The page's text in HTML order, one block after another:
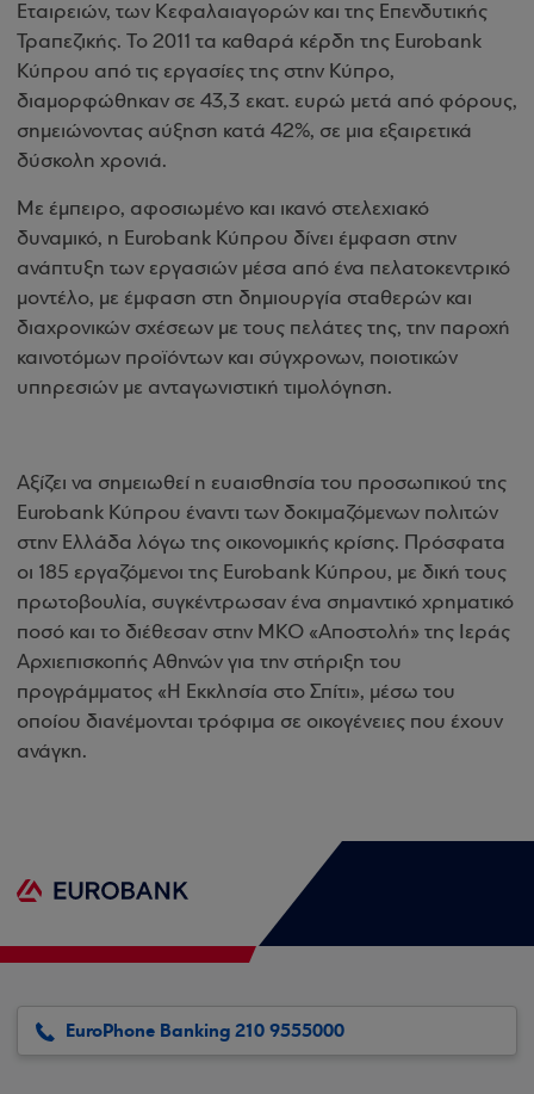
Εταιρειών, των Κεφαλαιαγορών και της Επενδυτικής
Τραπεζικής. Το 2011 τα καθαρά κέρδη της Eurobank
Κύπρου από τις εργασίες της στην Κύπρο,
διαμορφώθηκαν σε 43,3 εκατ. ευρώ μετά από φόρους,
σημειώνοντας αύξηση κατά 42%, σε μια εξαιρετικά
δύσκολη χρονιά.
Με έμπειρο, αφοσιωμένο και ικανό στελεχιακό
δυναμικό, η Eurobank Κύπρου δίνει έμφαση στην
ανάπτυξη των εργασιών μέσα από ένα πελατοκεντρικό
μοντέλο, με έμφαση στη δημιουργία σταθερών και
διαχρονικών σχέσεων με τους πελάτες της, την παροχή
καινοτόμων προϊόντων και σύγχρονων, ποιοτικών
υπηρεσιών με ανταγωνιστική τιμολόγηση.
Αξίζει να σημειωθεί η ευαισθησία του προσωπικού της
Eurobank Κύπρου έναντι των δοκιμαζόμενων πολιτών
στην Ελλάδα λόγω της οικονομικής κρίσης. Πρόσφατα
οι 185 εργαζόμενοι της Eurobank Κύπρου, με δική τους
πρωτοβουλία, συγκέντρωσαν ένα σημαντικό χρηματικό
ποσό και το διέθεσαν στην ΜΚΟ «Αποστολή» της Ιεράς
Αρχιεπισκοπής Αθηνών για την στήριξη του
προγράμματος «Η Εκκλησία στο Σπίτι», μέσω του
οποίου διανέμονται τρόφιμα σε οικογένειες που έχουν
ανάγκη.
EuroPhone Banking 210 9555000